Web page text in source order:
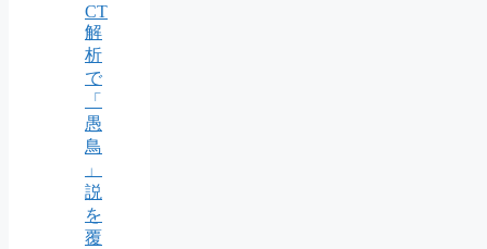
CT
解
析
で
「
愚
鳥
」
説
を
覆